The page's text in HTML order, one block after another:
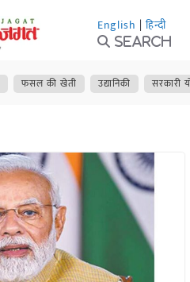
English | हिन्दी
Search
फसल की खेती उद्यानिकी सरकारी